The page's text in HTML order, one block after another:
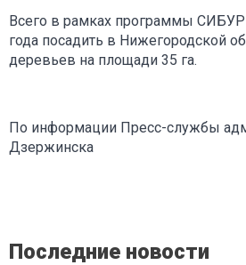
Всего в рамках программы СИБУР
года посадить в Нижегородской
деревьев на площади 35 га.
По информации Пресс-службы
Дзержинска
Последние новости